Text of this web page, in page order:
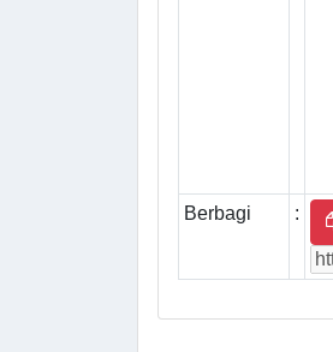
Berbagi :